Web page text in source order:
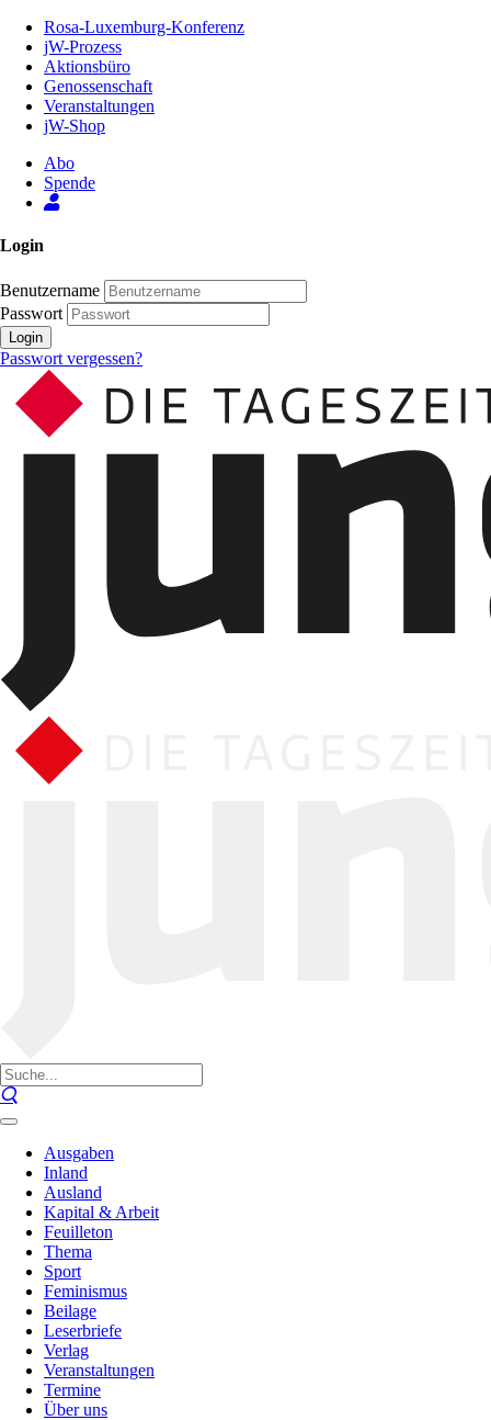
Inhalt
Seite
Rosa-Luxemburg-Konferenz
jW-Prozess
Aktionsbüro
Genossenschaft
Veranstaltungen
jW-Shop
Abo
Spende
Login
Benutzername
Passwort
Login
Passwort vergessen?
Ausgaben
Inland
Ausland
Kapital & Arbeit
Feuilleton
Thema
Sport
Feminismus
Beilage
Leserbriefe
Verlag
Veranstaltungen
Termine
Über uns